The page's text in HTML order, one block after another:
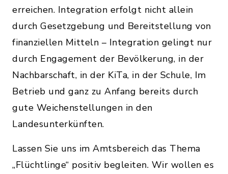
erreichen. Integration erfolgt nicht allein
durch Gesetzgebung und Bereitstellung von
finanziellen Mitteln – Integration gelingt nur
durch Engagement der Bevölkerung, in der
Nachbarschaft, in der KiTa, in der Schule, Im
Betrieb und ganz zu Anfang bereits durch
gute Weichenstellungen in den
Landesunterkünften.
Lassen Sie uns im Amtsbereich das Thema
„Flüchtlinge“ positiv begleiten. Wir wollen es